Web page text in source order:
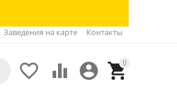
Заведения на карте Контакты
0


 